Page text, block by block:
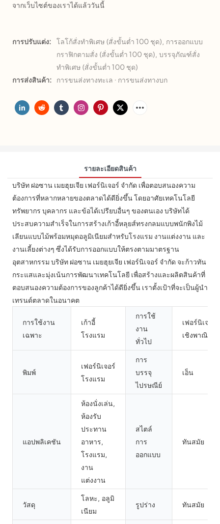
จากเว็บไซต์ของเราได้แล้ววันนี้
การปรับแต่ง:
โลโก้สั่งทำพิเศษ (สั่งขั้นต่ำ 100 ชุด), การออกแบบ
กราฟิกตามสั่ง (สั่งขั้นต่ำ 100 ชุด), บรรจุภัณฑ์สั่ง
ทำพิเศษ (สั่งขั้นต่ำ 100 ชุด)
การส่งสินค้า:
การขนส่งทางทะเล · การขนส่งทางบก
รายละเอียดสินค้า
บริษัท ฝอซาน เมยฮุยเจีย เฟอร์นิเจอร์ จำกัด เพื่อตอบสนองความ
ต้องการที่หลากหลายของตลาดได้ดียิ่งขึ้น โดยอาศัยเทคโนโลยี
ทรัพยากร บุคลากร และข้อได้เปรียบอื่นๆ ของตนเอง บริษัทได้
ประสบความสำเร็จในการสร้างเก้าอี้หลุยส์ทรงกลมแบบพนักพิงไม้
เลียนแบบไม้พร้อมหมุดอลูมิเนียมสำหรับโรงแรม งานแต่งงาน และ
งานเลี้ยงต่างๆ ซึ่งได้รับการออกแบบให้ตรงตามมาตรฐาน
อุตสาหกรรม บริษัท ฝอซาน เมยฮุยเจีย เฟอร์นิเจอร์ จำกัด จะก้าวทัน
กระแสและมุ่งเน้นการพัฒนาเทคโนโลยี เพื่อสร้างและผลิตสินค้าที่
ตอบสนองความต้องการของลูกค้าได้ดียิ่งขึ้น เราตั้งเป้าที่จะเป็นผู้นำ
เทรนด์ตลาดในอนาคต
การใช้งาน
เฉพาะ
เก้าอี้
โรงแรม
การใช้
งาน
ทั่วไป
เฟอร์นิเจอร์
เชิงพาณิชย์
พิมพ์
เฟอร์นิเจอร์
โรงแรม
การ
บรรจุ
ไปรษณีย์
เอ็น
แอปพลิเคชัน
ห้องนั่งเล่น,
ห้องรับ
ประทาน
อาหาร,
โรงแรม,
งาน
แต่งงาน
สไตล์
การ
ออกแบบ
ทันสมัย
วัสดุ
โลหะ, อลูมิ
เนียม
รูปร่าง ทันสมัย